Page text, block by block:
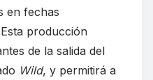
en fechas
producción
de la salida del
Wild, y permitirá a